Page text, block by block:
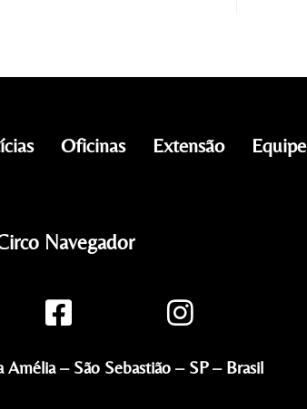
Oficinas Extensão Equipe
Navegador
– São Sebastião – SP – Brasil